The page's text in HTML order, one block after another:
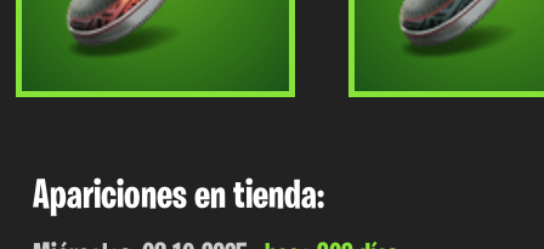
Apariciones en tienda: